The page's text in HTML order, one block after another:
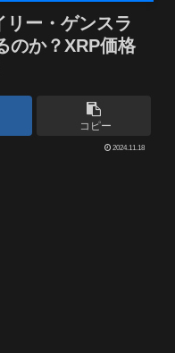
リー・ゲンスラ
のか？XRP価格
コピー
2024.11.18